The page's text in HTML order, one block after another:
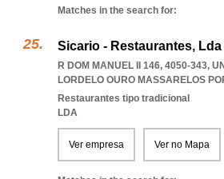
Matches in the search for:
Sicario - Restaurantes, Lda
R DOM MANUEL II 146, 4050-343,
LORDELO OURO MASSARELOS
Restaurantes tipo tradicional
LDA
Ver empresa Ver no Mapa